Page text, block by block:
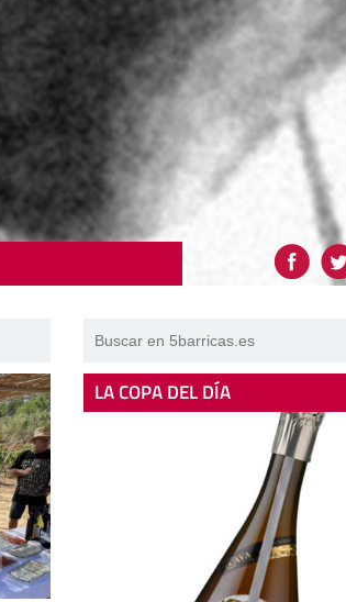
LA COPA DEL DÍA